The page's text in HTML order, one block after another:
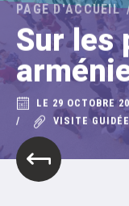
PAGE D'ACCUEIL
Sur les
LE 29 OCTOBRE
VISITE GUIDÉE